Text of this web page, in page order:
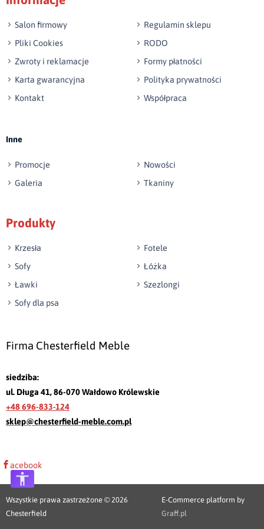
Wyślij opinię
Salon firmowy
Regulamin sklepu
Pliki Cookies
RODO
Zwroty i reklamacje
Formy płatności
Karta gwarancyjna
Polityka prywatności
Kontakt
Współpraca
Inne
Promocje
Nowości
Galeria
Tkaniny
Produkty
Krzesła
Fotele
Sofy
Łóżka
Ławki
Szezlongi
Sofy dla psa
Firma Chesterfield Meble
siedziba:
ul. Długa 41, 86-070 Wałdowo Królewskie
+48 696-833-124
sklep@chesterfield-meble.com.pl
acebook
Wszystkie prawa zastrzeżone © 2026
Chesterfield
E-Commerce platform by
Graff.pl